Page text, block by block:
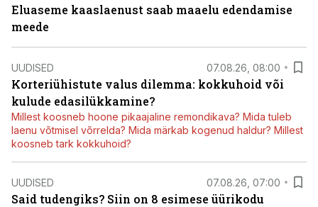
Eluaseme kaaslaenust saab maaelu edendamise
meede
UUDISED 07.08.26, 08:00
Korteriühistute valus dilemma: kokkuhoid või
kulude edasilükkamine?
Millest koosneb hoone pikaajaline remondikava? Mida tuleb
laenu võtmisel võrrelda? Mida märkab kogenud haldur? Millest
koosneb tark kokkuhoid?
UUDISED 07.08.26, 07:00
Said tudengiks? Siin on 8 esimese üürikodu